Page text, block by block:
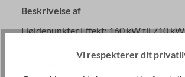
Beskrivelse af
Højdepunkter Effekt: 160 kW til 710
kompakt koblingsanlæg Tørl…Mere om
Vi respekterer dit